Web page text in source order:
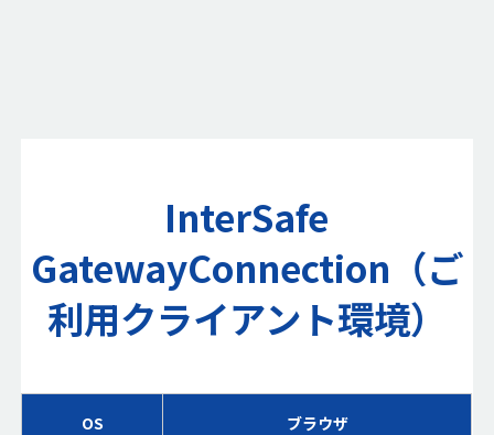
InterSafe
GatewayConnection（ご
利用クライアント環境）
OS ブラウザ